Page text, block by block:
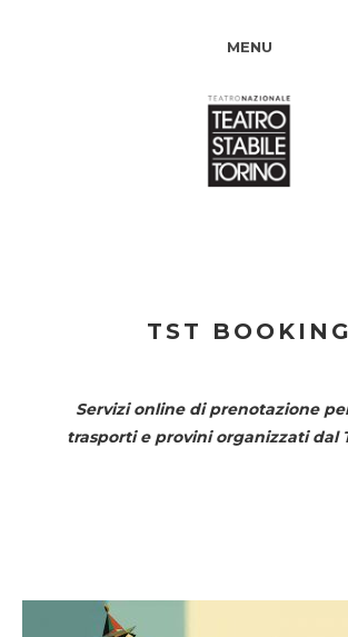
MENU
TST BOOKING
Servizi online di prenotazione
trasporti e provini organizzati dal